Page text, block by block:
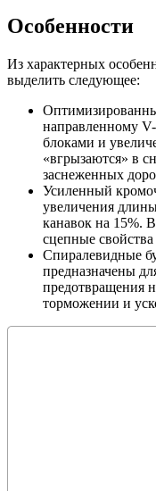
Особенности
Из характерных
выделить следующее:
направленному
блоками и
«вгрызаются» в
заснеженных
Усиленный
увеличения
канавок на 15%.
сцепные
Спиралевидные
предназначены
предотвращения
торможении и